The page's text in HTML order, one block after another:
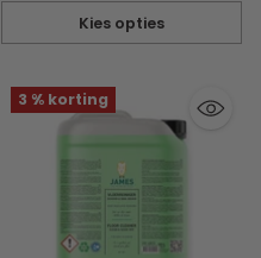
Kies opties
Hoeveelheid
3 % korting